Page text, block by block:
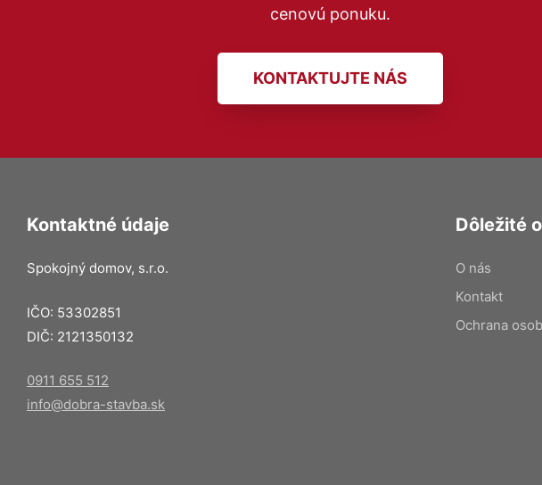
cenovú ponuku.
KONTAKTUJTE NÁS
Kontaktné údaje
Spokojný domov, s.r.o.
IČO: 53302851
DIČ: 2121350132
0911 655 512
info@dobra-stavba.sk
Dôležité
O nás
Kontakt
Ochrana